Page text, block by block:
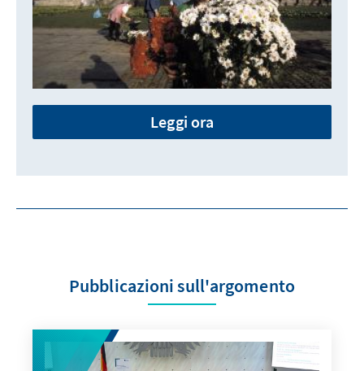
Leggi ora
Pubblicazioni sull'argomento